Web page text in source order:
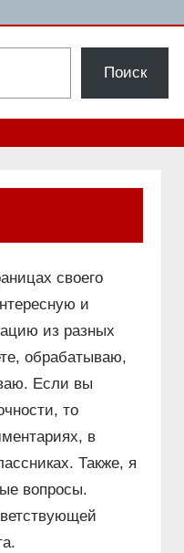
Поиск
своего
и
из разных
обрабатываю,
Если вы
то
в
Также, я
вопросы.